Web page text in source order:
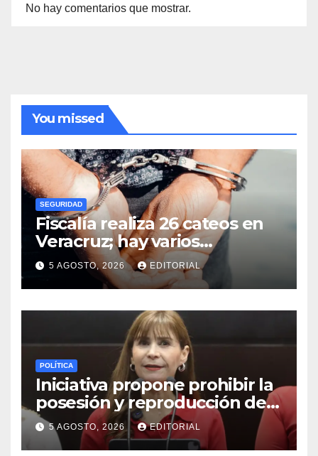
No hay comentarios que mostrar.
You missed
SEGURIDAD
Fiscalía realiza 26 cateos en
Veracruz; hay varios
detenidos
5 AGOSTO, 2026 EDITORIAL
POLÍTICA
Iniciativa propone prohibir la
posesión y reproducción de
fauna silvestre como
mascotas para su
5 AGOSTO, 2026 EDITORIAL